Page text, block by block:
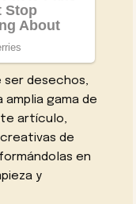
ser desechos,
gama de
artículo,
de
en
y